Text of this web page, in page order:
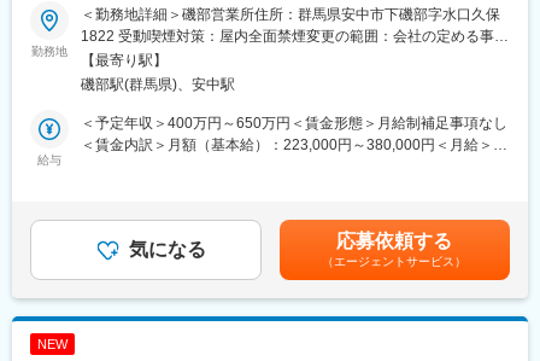
についてはお任せしております。
大切にしていることは、お客様との関係構築となります。
■入社後の流れ：
入社後はOJTとして先輩社員との同行で営業の進め方や商品知識
について学んでいただきます。
独り立ち後は裁量をもって営業活動ができるため幅広い提案がで
毎週訪問しているお客様に対し、億単位の注文をいただいたとき
は言葉にできないほどの喜びがあります！
スケールが大きく、裁量もあり入社年月関係なく工夫をすれば実
■ポジション概要：
∟本ポジションでは既存のお客様を中心に、ガスボンベの納品を
行ないながら、産業用ガスおよび関連商品の提案をお任せいたし
ます。
★お客様は既存顧客が8割。半導体/食品/自動車/医療機関/官公庁/
民間研究所など幅広く取引を行なっています。
【産業ガスとは…】
＜1日の業務の流れ＞
前日までに届いた注文を確認。トラックにボンベを積み込み、担
勤務地
＜勤務地詳細＞磯部営業所住所：群馬県安中市下磯部字水口久保
1822 受動喫煙対策：屋内全面禁煙変更の範囲：会社の定める事業
所【最寄り駅】
磯部駅(群馬県)、安中駅
給与
＜予定年収＞400万円～650万円＜賃金形態＞月給制補足事項なし
＜賃金内訳＞月額（基本給）：223,000円～380,000円＜月給＞
家賃補助有り（法人契約・年齢制限無し）■引越サポート：入社や
転勤に合わせた転居費用を会社負担（引越代、アパート契約金）
賃金はあくまでも目安の金額であり、選考を通じて上下する可能
性があります。月給(月額)は固定手当を含めた表記です。
気になる 応募依頼する
（エージェントサービス）
NEW